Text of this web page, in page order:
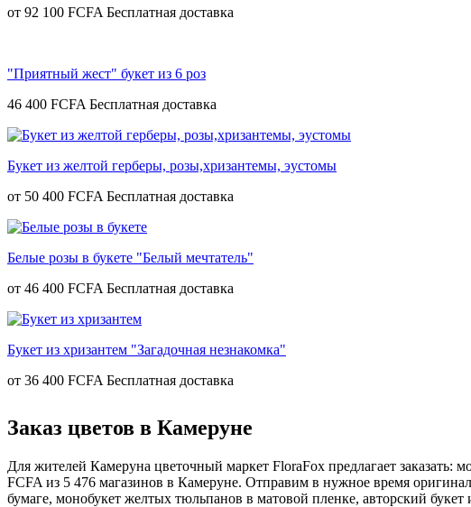
от 92 100 FCFA
"Приятный жест" букет из 6 роз
46 400 FCFA
Букет из желтой герберы, розы,хризантемы, эустомы
от 50 400 FCFA
Белые розы в букете "Белый мечтатель"
от 46 400 FCFA
Букет из хризантем "Загадочная незнакомка"
от 36 400 FCFA
Заказ цветов в Камеруне
Для жителей Камеруна цветочный маркет FloraFox предлагает
FCFA из 5 476 магазинов в Камеруне. Отправим в нужное время
бумаге, монобукет желтых тюльпанов в матовой пленке, авторский